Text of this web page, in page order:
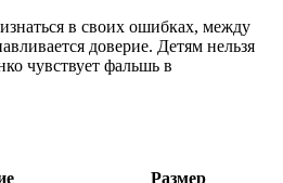
в своих ошибках, между
доверие. Детям нельзя
чувствует фальшь в
Размер